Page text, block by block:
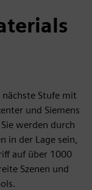
Stufe mit
und Siemens
werden durch
in der Lage sein,
auf über 1000
Szenen und